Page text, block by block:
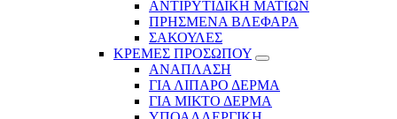
ΑΝΤΙΡΥΤΙΔΙΚΗ ΜΑΤΙΩΝ
ΠΡΗΣΜΕΝΑ ΒΛΕΦΑΡΑ
ΣΑΚΟΥΛΕΣ
ΚΡΕΜΕΣ ΠΡΟΣΩΠΟΥ
ΑΝΑΠΛΑΣΗ
ΓΙΑ ΛΙΠΑΡΟ ΔΕΡΜΑ
ΓΙΑ ΜΙΚΤΟ ΔΕΡΜΑ